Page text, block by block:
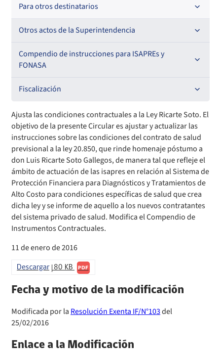
Oficios Circulares
Resoluciones
Oficios Circulares
Circulares
Circulares internas
Resoluciones
Para otros destinatarios
Circulares
Otros actos de la Superintendencia
Antecedentes preparatorios de normas que afecten a
EMT Ley N° 20.416
Comisión Evaluadora de Licitaciones Públicas
Convenios de colaboración
Declaración de patrimonio e intereses de autoridades
Decreta reserva o secreto según Ley N° 20.285
Estructura Orgánica
Informes de Fiscalización
Llamados a concurso de personal
Compendio de instrucciones para ISAPREs y
FONASA
Compendio Beneficios
Compendio de Archivos Maestros
Compendio Información
Compendio Instrumentos Contractuales
Compendio Procedimientos
Fiscalización
Informes de fiscalización
Sanciones aplicadas
Sanciones a Entidades Acreditadoras
Sanciones Agentes de Ventas
Sanciones a Isapres
Sanciones a Prestadores
Ajusta las condiciones contractuales a la Ley Ricarte Soto. El
objetivo de la presente Circular es ajustar y actualizar las
instrucciones sobre las condiciones del contrato de salud
previsional a la ley 20.850, que rinde homenaje póstumo a
don Luis Ricarte Soto Gallegos, de manera tal que refleje el
ámbito de actuación de las isapres en relación al Sistema de
Protección Financiera para Diagnósticos y Tratamientos de
Alto Costo para condiciones específicas de salud que crea
dicha ley y se informe de aquello a los nuevos contratantes
del sistema privado de salud. Modifica el Compendio de
Instrumentos Contractuales.
11 de enero de 2016
Descargar 80 KB PDF
Fecha y motivo de la modificación
Modificada por la Resolución Exenta IF/N°103del
25/02/2016
Enlace a la Modificación